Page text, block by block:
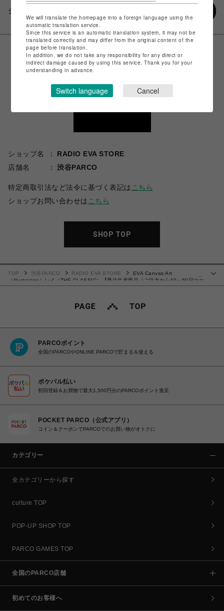
シェアする
ショップ名
RADIO EVA STORE
店舗名
渋谷PARCO
特定商取引法など法令に基づく表記は こちら
ショップお問い合わせは こちら
SHOP TOP
TOP 渋谷PARCO RADIO EVA STORE
EVA Canvas Art
（illustration）レイ（THE CLASSIC）【受注生産商品（ご注文から40～60日でお
届け予定）】
PARCOポイント
全国のPARCOやONLINE PARCOで貯まる＆使える
ポケパル払い
初回登録＆お買物で最大1,500円分のPARCOポイント進呈
POCKET PARCO（公式アプリ）
コイン＆クーポンでPARCOでのお買い物がオトクに
カテゴリー
全カテゴリーから探す
culture TOP
POP-UP SHOP TOP
PARCO GAMES TOP
全国のPARCO店舗
初めてのお客様へ
We will translate the homepage into a foreign language using the
automatic translation service.
Since this service is an automatic translation system, it may not be
translated correctly and may differ from the original content of the
page before translation.
In addition, we do not take any responsibility for any direct or
indirect damage caused by using this service. Thank you for your
understanding in advance.
Switch language Cancel